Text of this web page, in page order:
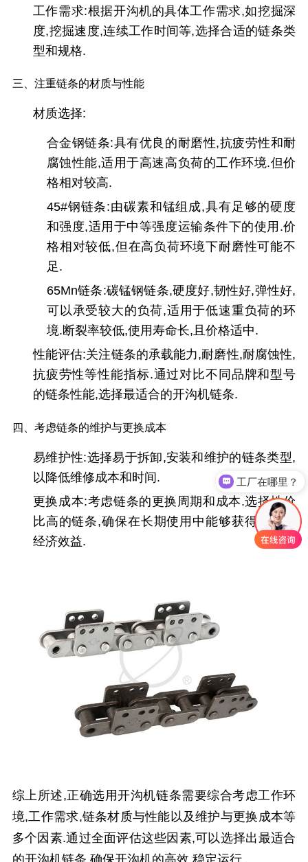
工作需求:根据开沟机的具体工作需求,如挖掘深
度,挖掘速度,连续工作时间等,选择合适的链条类
型和规格.
三、注重链条的材质与性能
材质选择:
合金钢链条:具有优良的耐磨性,抗疲劳性和耐
腐蚀性能,适用于高速高负荷的工作环境.但价
格相对较高.
45#钢链条:由碳素和锰组成,具有足够的硬度
和强度,适用于中等强度运输条件下的使用.价
格相对较低,但在高负荷环境下耐磨性可能不
足.
65Mn链条:碳锰钢链条,硬度好,韧性好,弹性好,
可以承受较大的负荷,适用于低速重负荷的环
境.断裂率较低,使用寿命长,且价格适中.
性能评估:关注链条的承载能力,耐磨性,耐腐蚀性,
抗疲劳性等性能指标.通过对比不同品牌和型号
的链条性能,选择最适合的开沟机链条.
四、考虑链条的维护与更换成本
易维护性:选择易于拆卸,安装和维护的链条类型,
以降低维修成本和时间.
更换成本:考虑链条的更换周期和成本.选择性价
比高的链条,确保在长期使用中能够获得更好的
经济效益.
综上所述,正确选用开沟机链条需要综合考虑工作环
境,工作需求,链条材质与性能以及维护与更换成本等
多个因素.通过全面评估这些因素,可以选择出最适合
工厂在哪里？